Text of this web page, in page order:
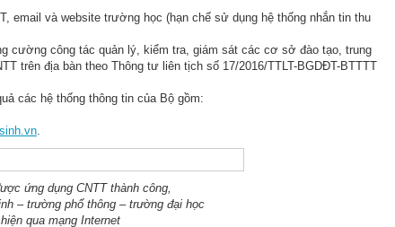
email và website trường học (hạn chế sử dụng hệ thống nhắn tin thu
cường công tác quản lý, kiểm tra, giám sát các cơ sở đào tạo, trung
trên địa bàn theo Thông tư liên tịch số 17/2016/TTLT-BGDĐT-BTTTT
các hệ thống thông tin của Bộ gồm:
ứng dụng CNTT thành công,
– trường phổ thông – trường đại học
qua mạng Internet
HÌNH ẢNH HỘI THAO NĂM 2017